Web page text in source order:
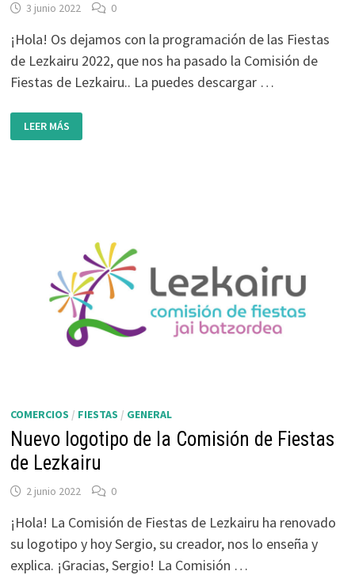
3 junio 2022 0
¡Hola! Os dejamos con la programación de las Fiestas
de Lezkairu 2022, que nos ha pasado la Comisión de
Fiestas de Lezkairu.. La puedes descargar …
PROGRAMA
DE
FIESTAS
LEER MÁS
COMERCIOS / FIESTAS / GENERAL
Nuevo logotipo de la Comisión de Fiestas
de Lezkairu
2 junio 2022 0
¡Hola! La Comisión de Fiestas de Lezkairu ha renovado
su logotipo y hoy Sergio, su creador, nos lo enseña y
explica. ¡Gracias, Sergio! La Comisión …